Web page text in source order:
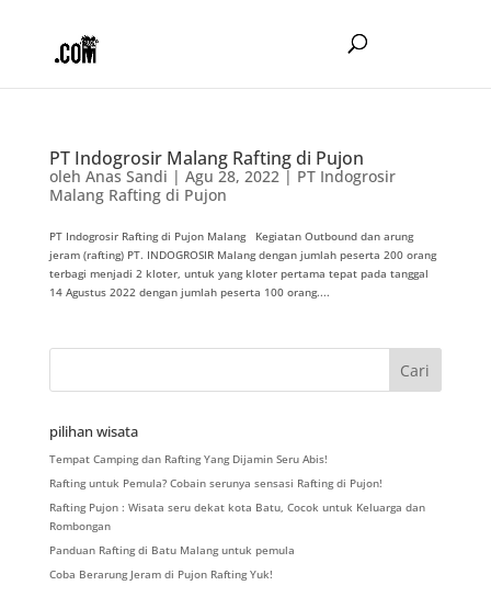
PT Indogrosir Malang Rafting di Pujon
oleh Anas Sandi | Agu 28, 2022| PT Indogrosir
Malang Rafting di Pujon
PT Indogrosir Rafting di Pujon Malang Kegiatan Outbound dan arung
jeram (rafting) PT. INDOGROSIR Malang dengan jumlah peserta 200 orang
terbagi menjadi 2 kloter, untuk yang kloter pertama tepat pada tanggal
14 Agustus 2022 dengan jumlah peserta 100 orang....
pilihan wisata
Tempat Camping dan Rafting Yang Dijamin Seru Abis!
Rafting untuk Pemula? Cobain serunya sensasi Rafting di Pujon!
Rafting Pujon : Wisata seru dekat kota Batu, Cocok untuk Keluarga dan
Rombongan
Panduan Rafting di Batu Malang untuk pemula
Coba Berarung Jeram di Pujon Rafting Yuk!